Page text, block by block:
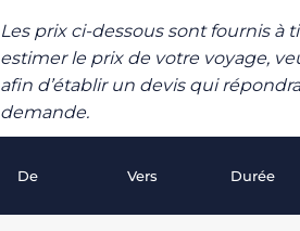
Les prix ci-dessous sont fournis à
estimer le prix de votre voyage,
afin d’établir un devis qui
demande.
De Vers Durée